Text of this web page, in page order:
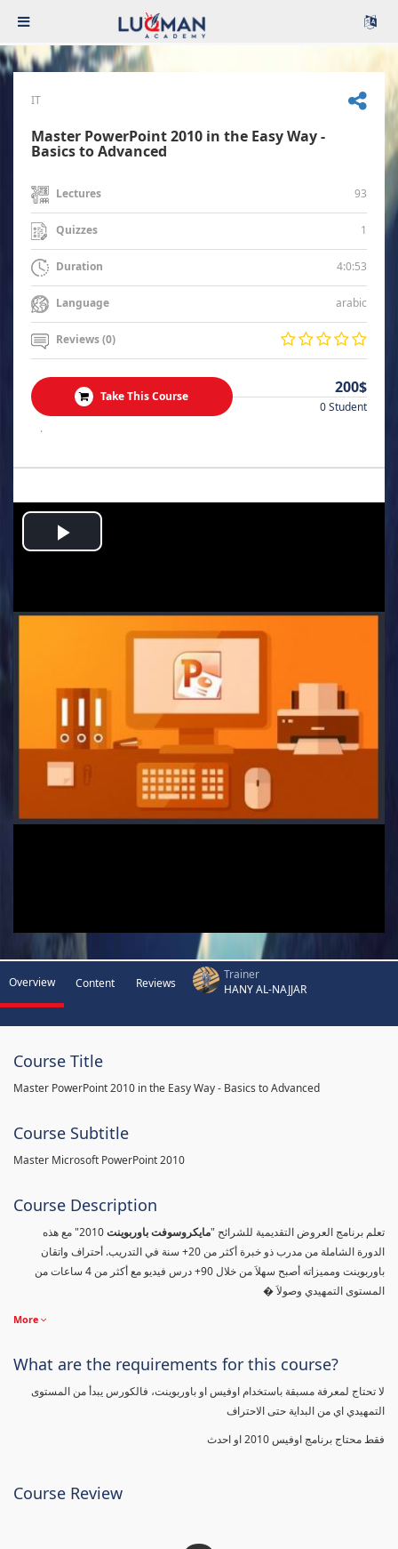
IT
Master PowerPoint 2010 in the Easy Way -
Basics to Advanced
Lectures 93
Quizzes 1
Duration 4:0:53
Language arabic
Reviews (0)
Take This Course 200$
0 Student
.
Play
Overview Content Reviews
Trainer
HANY AL-NAJJAR
Course Title
Master PowerPoint 2010 in the Easy Way - Basics to Advanced
Course Subtitle
Master Microsoft PowerPoint 2010
Course Description
تعلم برنامج العروض التقديمية للشرائح "مايكروسوفت باوربوينت
2010" مع هذه
الدورة الشاملة من مدرب ذو خبرة أكثر من 20+ سنة في التدريب. أحتراف واتقان
باوربوينت ومميزاته أصبح سهلاَ من خلال 90+ درس فيديو مع أكثر من 4 ساعات من
المستوى التمهيدي وصولاَ �
More
What are the requirements for this course?
لا تحتاج لمعرفة مسبقة باستخدام اوفيس او باوربوينت، فالكورس يبدأ من المستوى
التمهيدي اي من البداية حتى الاحتراف
فقط محتاج برنامج اوفيس 2010 او احدث
Course Review